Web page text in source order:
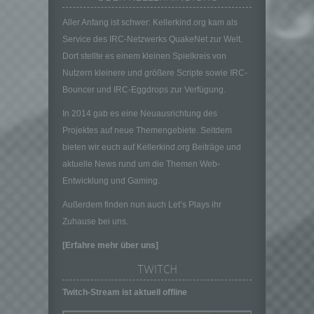
Aller Anfang ist schwer: Kellerkind.org kam als
Service des IRC-Netzwerks QuakeNet zur Welt.
Dort stellte es einem kleinen Spielkreis von
Nutzern kleinere und größere Scripte sowie IRC-
Bouncer und IRC-Eggdrops zur Verfügung.
In 2014 gab es eine Neuausrichtung des
Projektes auf neue Themengebiete. Seitdem
bieten wir euch auf Kellerkind.org Beiträge und
aktuelle News rund um die Themen Web-
Entwicklung und Gaming.
Außerdem finden nun auch Let’s Plays ihr
Zuhause bei uns.
[Erfahre mehr über uns]
TWITCH
Twitch-Stream ist aktuell offline
oder andere Stelle, die allein oder
gemeinsam mit anderen über die Zwecke
personenbezogenen Daten entscheidet.
Sind die Zwecke und Mittel dieser
Verarbeitung durch das Unionsrecht oder
das Recht der Mitgliedstaaten vorgegeben,
beziehungsweise können die bestimmten
Kriterien seiner Benennung nach dem
Unionsrecht oder dem Recht der
Mitgliedstaaten vorgesehen werden.
h) Auftragsverarbeiter
juristische Person, Behörde, Einrichtung
oder andere Stelle, die personenbezogene
Daten im Auftrag des Verantwortlichen
Empfänger ist eine natürliche oder juristische